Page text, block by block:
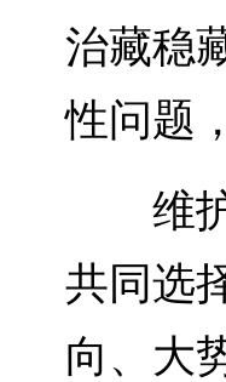
治藏稳
性问题
维护
共同选
向、大